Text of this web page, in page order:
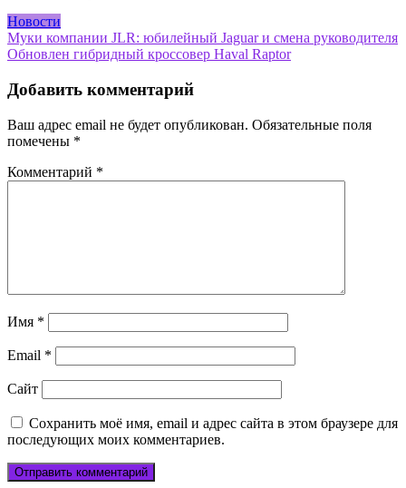
Новости
Навигация
по
записям
Муки компании JLR: юбилейный Jaguar и смена руководителя
Обновлен гибридный кроссовер Haval Raptor
Добавить комментарий
Ваш адрес email не будет опубликован. Обязательные поля
помечены *
Комментарий *
Имя *
Email *
Сайт
Сохранить моё имя, email и адрес сайта в этом браузере для
последующих моих комментариев.